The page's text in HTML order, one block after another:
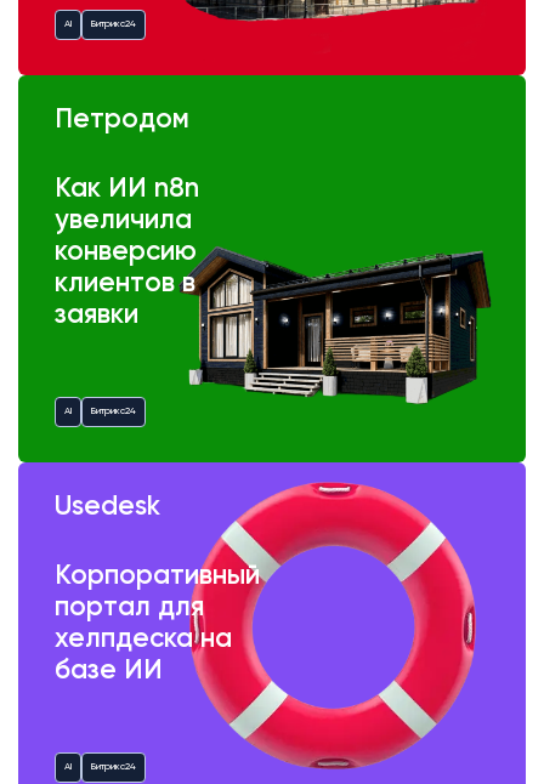
AI Битрикс24
Петродом
Как ИИ n8n
увеличила
конверсию
клиентов в
заявки
AI Битрикс24
Usedesk
Корпоративный
портал для
хелпдеска на
базе ИИ
AI Битрикс24